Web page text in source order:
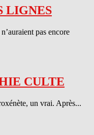
LIGNES
pas encore
CULTE
un vrai. Après...